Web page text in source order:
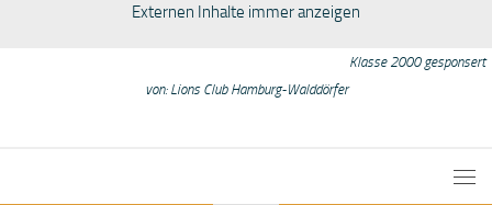
Externen Inhalte immer anzeigen
Klasse 2000 gesponsert
von: Lions Club Hamburg-Walddörfer